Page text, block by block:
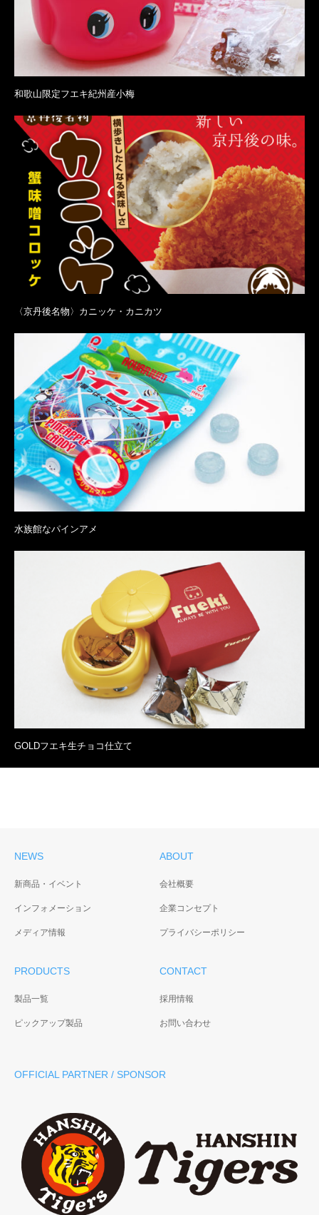
和歌山限定フエキ紀州産小梅
〈京丹後名物〉カニッケ・カニカツ
水族館なパインアメ
GOLDフエキ生チョコ仕立て
NEWS
新商品・イベント
インフォメーション
メディア情報
ABOUT
会社概要
企業コンセプト
プライバシーポリシー
PRODUCTS
製品一覧
ピックアップ製品
CONTACT
採用情報
お問い合わせ
OFFICIAL PARTNER / SPONSOR